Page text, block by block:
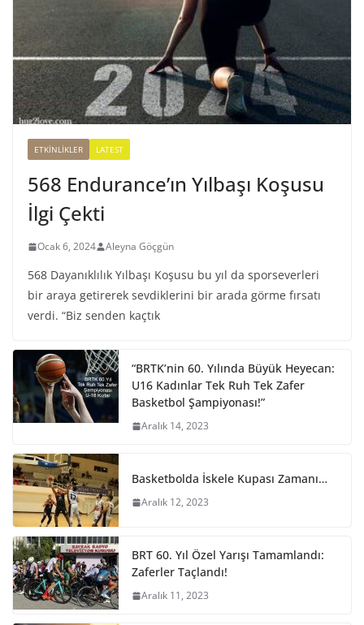
ETKINLIKLER LATEST
568 Endurance’ın Yılbaşı Koşusu
İlgi Çekti
Ocak 6, 2024 Aleyna Göçgün
568 Dayanıklılık Yılbaşı Koşusu bu yıl da sporseverleri
bir araya getirerek sevdiklerini bir arada görme fırsatı
verdi. “Biz senden kaçtık
“BRTK’nin 60. Yılında Büyük Heyecan:
U16 Kadınlar Tek Ruh Tek Zafer
Basketbol Şampiyonası!”
Aralık 14, 2023
Basketbolda İskele Kupası Zamanı…
Aralık 12, 2023
BRT 60. Yıl Özel Yarışı Tamamlandı:
Zaferler Taçlandı!
Aralık 11, 2023